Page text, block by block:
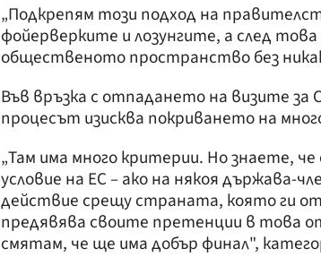
„Подкрепям този подход на
фойерверките и лозунгите, а след
общественото пространство без
Във връзка с отпадането на визите
процесът изисква покриването на
„Там има много критерии. Но знаете,
условие на ЕС – ако на някоя държава-
действие срещу страната, която ги
предявява своите претенции в това
смятам, че ще има добър финал",